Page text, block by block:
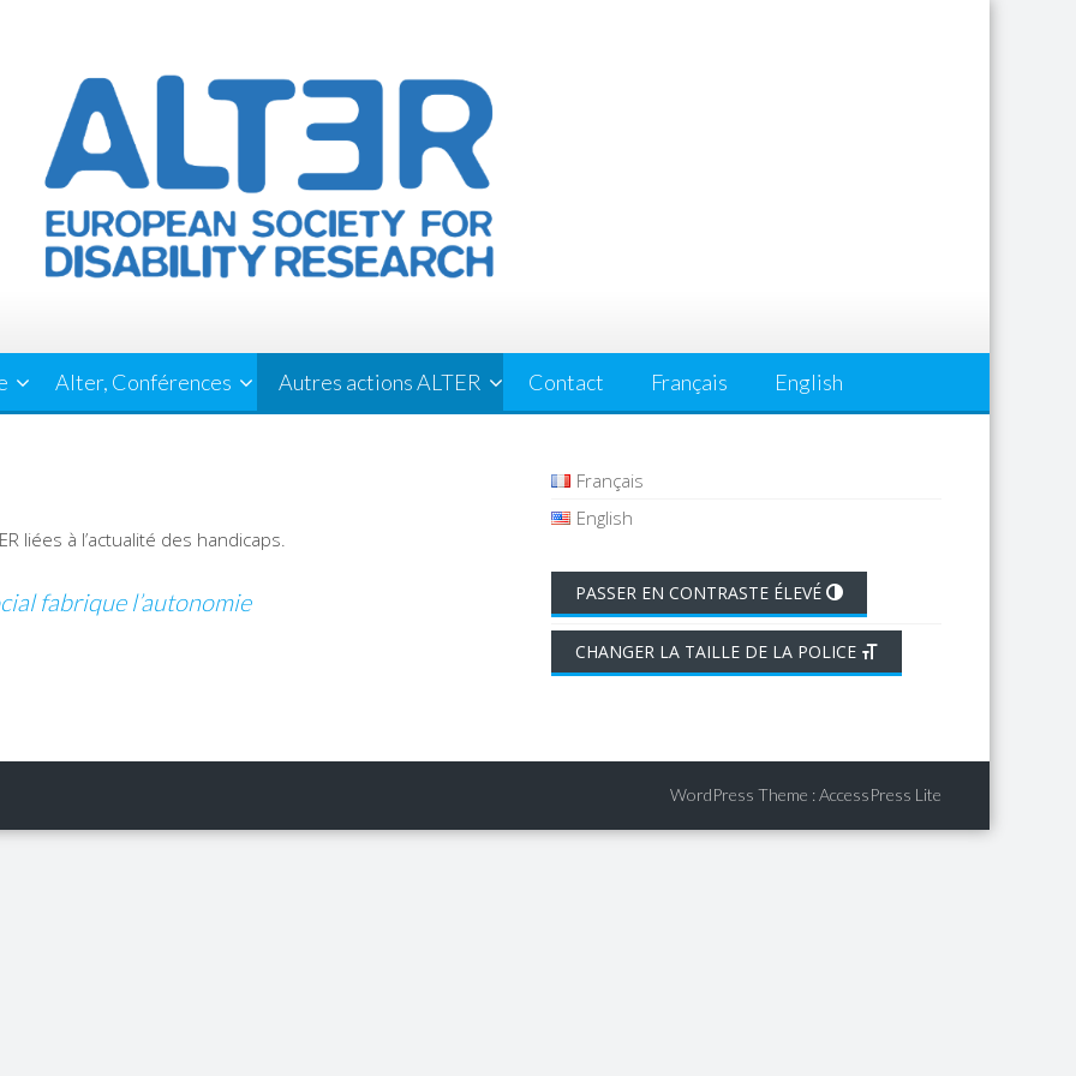
Alter, Conférences Autres actions ALTER Contact Français English
liées à l’actualité des handicaps.
fabrique l’autonomie
Français
English
PASSER EN CONTRASTE ÉLEVÉ
CHANGER LA TAILLE DE LA POLICE
WordPress Theme :AccessPress Lite